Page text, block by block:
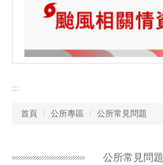
:::
首頁 公所專區 公所常見問題
公所常見問題